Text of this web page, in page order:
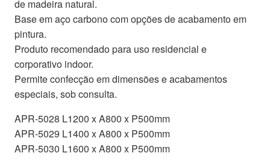
de madeira natural.
Base em aço carbono com opções de acabamento em
pintura.
Produto recomendado para uso residencial e
corporativo indoor.
Permite confecção em dimensões e acabamentos
especiais, sob consulta.
APR-5028 L1200 x A800 x P500mm
APR-5029 L1400 x A800 x P500mm
APR-5030 L1600 x A800 x P500mm